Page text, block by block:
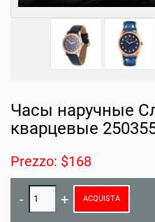
Часы наручные
кварцевые
Prezzo: $168
ACQUISTA